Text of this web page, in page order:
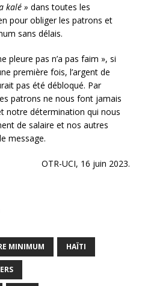
kalé » dans toutes les
pour obliger les patrons et
sans délais.
pleure pas n’a pas faim », si
première fois, l’argent de
pas été débloqué. Par
patrons ne nous font jamais
notre détermination qui nous
de salaire et nos autres
message.
OTR-UCI, 16 juin 2023.
MINIMUM HAÏTI